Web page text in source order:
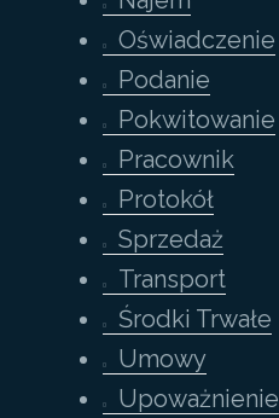
Oświadczenie
Podanie
Pokwitowanie
Pracownik
Protokół
Sprzedaż
Transport
Środki Trwałe
Umowy
Upoważnienie